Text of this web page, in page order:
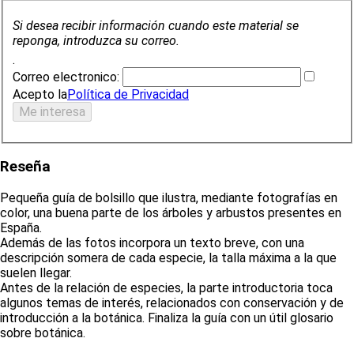
Si desea recibir información cuando este material se
reponga, introduzca su correo.
.
Correo electronico:
Acepto laPolítica de Privacidad
Reseña
Pequeña guía de bolsillo que ilustra, mediante fotografías en
color, una buena parte de los árboles y arbustos presentes en
España.
Además de las fotos incorpora un texto breve, con una
descripción somera de cada especie, la talla máxima a la que
suelen llegar.
Antes de la relación de especies, la parte introductoria toca
algunos temas de interés, relacionados con conservación y de
introducción a la botánica. Finaliza la guía con un útil glosario
sobre botánica.